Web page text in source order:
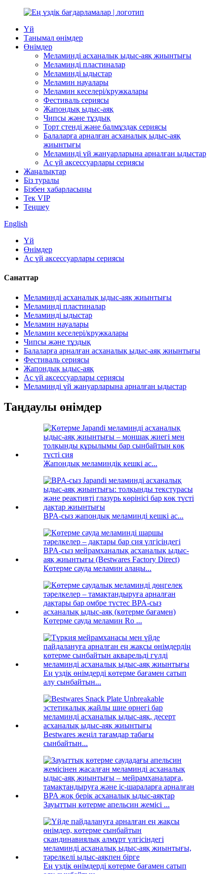
Үй
Танымал өнімдер
Өнімдер
Меламинді асханалық ыдыс-аяқ жиынтығы
Меламинді пластиналар
Меламинді ыдыстар
Меламин науалары
Меламин кеселері/кружкалары
Фестиваль сериясы
Жапондық ыдыс-аяқ
Чипсы және тұздық
Торт стенді және балмұздақ сериясы
Балаларға арналған асханалық ыдыс-аяқ
жиынтығы
Меламинді үй жануарларына арналған ыдыстар
Ас үй аксессуарлары сериясы
Жаңалықтар
Біз туралы
Бізбен хабарласыңы
Тек VIP
Теңшеу
English
Үй
Өнімдер
Ас үй аксессуарлары сериясы
Санаттар
Меламинді асханалық ыдыс-аяқ жиынтығы
Меламинді пластиналар
Меламинді ыдыстар
Меламин науалары
Меламин кеселері/кружкалары
Чипсы және тұздық
Балаларға арналған асханалық ыдыс-аяқ жиынтығы
Фестиваль сериясы
Жапондық ыдыс-аяқ
Ас үй аксессуарлары сериясы
Меламинді үй жануарларына арналған ыдыстар
Таңдаулы өнімдер
Жапондық меламиндік кешкі ас...
BPA-сыз жапондық меламинді кешкі ас...
Көтерме сауда меламин алаңы...
Көтерме сауда меламин Ro ...
Ең үздік өнімдерді көтерме бағамен сатып
алу сынбайтын...
Bestwares жеңіл тағамдар табағы
сынбайтын...
Зауыттың көтерме апельсин жемісі ...
Ең үздік өнімдерді көтерме бағамен сатып